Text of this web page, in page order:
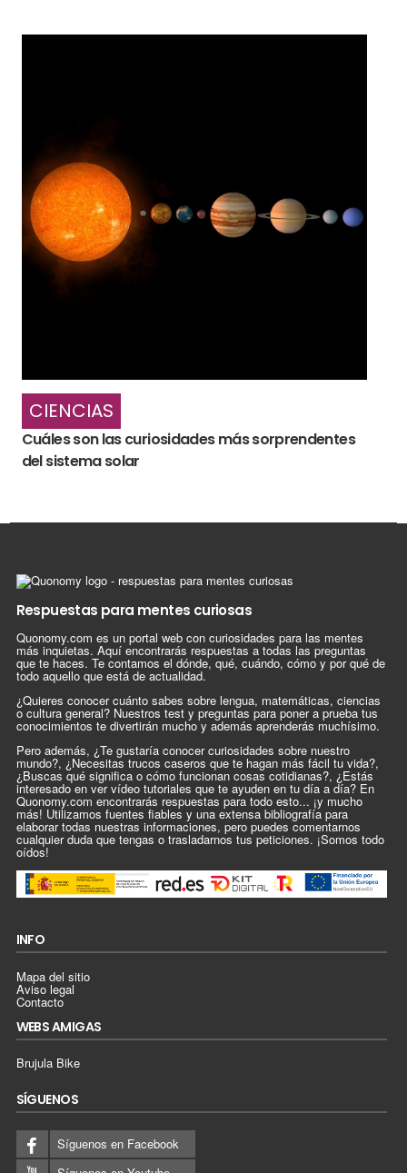
CIENCIAS
Cuáles son las curiosidades más sorprendentes
del sistema solar
Respuestas para mentes curiosas
Quonomy.com es un portal web con curiosidades para las mentes
más inquietas. Aquí encontrarás respuestas a todas las preguntas
que te haces. Te contamos el dónde, qué, cuándo, cómo y por qué de
todo aquello que está de actualidad.
¿Quieres conocer cuánto sabes sobre lengua, matemáticas, ciencias
o cultura general? Nuestros test y preguntas para poner a prueba tus
conocimientos te divertirán mucho y además aprenderás muchísimo.
Pero además, ¿Te gustaría conocer curiosidades sobre nuestro
mundo?, ¿Necesitas trucos caseros que te hagan más fácil tu vida?,
¿Buscas qué significa o cómo funcionan cosas cotidianas?, ¿Estás
interesado en ver vídeo tutoriales que te ayuden en tu día a día? En
Quonomy.com encontrarás respuestas para todo esto... ¡y mucho
más! Utilizamos fuentes fiables y una extensa bibliografía para
elaborar todas nuestras informaciones, pero puedes comentarnos
cualquier duda que tengas o trasladarnos tus peticiones. ¡Somos todo
oídos!
INFO
Mapa del sitio
Aviso legal
Contacto
WEBS AMIGAS
Brujula Bike
SÍGUENOS
Síguenos en Facebook